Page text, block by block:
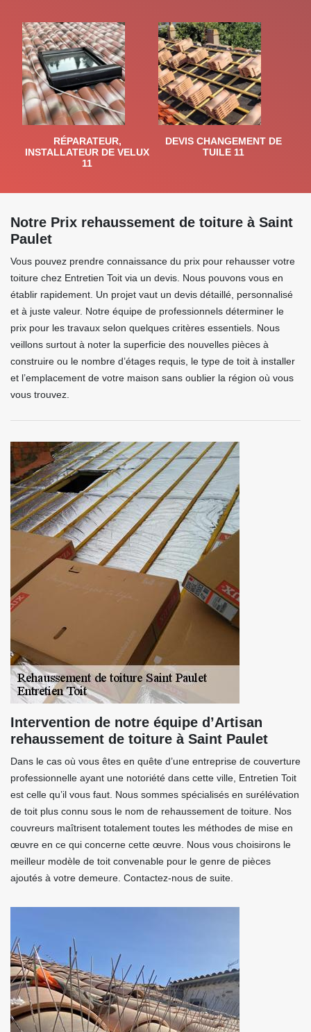
RÉPARATEUR,
INSTALLATEUR DE VELUX
11
DEVIS CHANGEMENT DE
TUILE 11
Notre Prix rehaussement de toiture à Saint
Paulet
Vous pouvez prendre connaissance du prix pour rehausser votre
toiture chez Entretien Toit via un devis. Nous pouvons vous en
établir rapidement. Un projet vaut un devis détaillé, personnalisé
et à juste valeur. Notre équipe de professionnels déterminer le
prix pour les travaux selon quelques critères essentiels. Nous
veillons surtout à noter la superficie des nouvelles pièces à
construire ou le nombre d’étages requis, le type de toit à installer
et l’emplacement de votre maison sans oublier la région où vous
vous trouvez.
Intervention de notre équipe d’Artisan
rehaussement de toiture à Saint Paulet
Dans le cas où vous êtes en quête d’une entreprise de couverture
professionnelle ayant une notoriété dans cette ville, Entretien Toit
est celle qu’il vous faut. Nous sommes spécialisés en surélévation
de toit plus connu sous le nom de rehaussement de toiture. Nos
couvreurs maîtrisent totalement toutes les méthodes de mise en
œuvre en ce qui concerne cette œuvre. Nous vous choisirons le
meilleur modèle de toit convenable pour le genre de pièces
ajoutés à votre demeure. Contactez-nous de suite.